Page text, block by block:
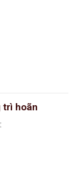
trì hoãn